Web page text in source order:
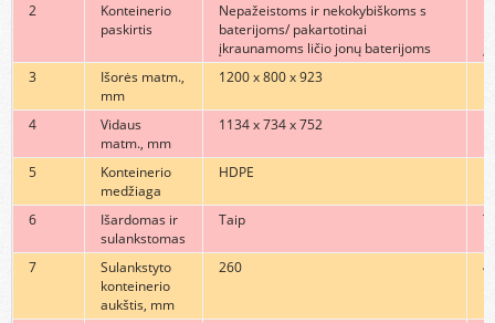
2
Konteinerio
paskirtis
Nepažeistoms ir nekokybiškoms s
baterijoms/ pakartotinai
įkraunamoms ličio jonų baterijoms
3
Išorės matm.,
mm
1200 x 800 x 923
4
Vidaus
matm., mm
1134 x 734 x 752
5
Konteinerio
medžiaga
HDPE
6
Išardomas ir
sulankstomas
Taip
7
Sulankstyto
konteinerio
aukštis, mm
260